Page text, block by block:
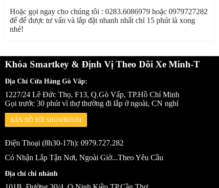
Hoặc gọi ngay cho chúng tôi : 0283.6086979 hoặc 0979727282
để để được tư vấn và lắp đặt nhanh nhất chỉ 15 phút là xong
nhé!
Khóa Smartkey & Định Vị Theo Dõi Xe Minh-T
Địa Chỉ Cửa Hàng Gò Vấp:
1227/24 Lê Đức Thọ, F13, Q.Gò Vấp, TP.Hồ Chí Minh
Gọi trước 30 phút vì thợ thường đi lắp ở ngoài, CN nghỉ
BẢN ĐỒ TỚI SHOWROOM
Điện Thoại (8h30-17h): 0979.727.282
Có Nhận Lắp Tận Nơi, Ngoài Giờ...Theo Yêu Cầu
Địa chỉ chi nhánh